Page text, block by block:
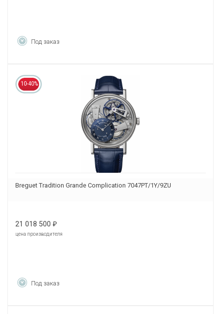
Под заказ
10-40%
Breguet Tradition Grande Complication 7047PT/1Y/9ZU
21 018 500 ₽
цена производителя
Под заказ